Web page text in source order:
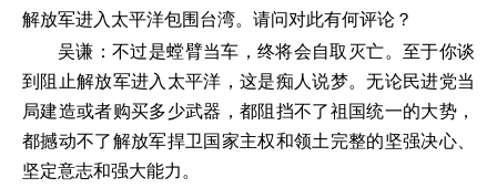
解放军进入太平洋包围台湾。请问对此有何评论？
吴谦：不过是螳臂当车，终将会自取灭亡。至于你谈
到阻止解放军进入太平洋，这是痴人说梦。无论民进党当
局建造或者购买多少武器，都阻挡不了祖国统一的大势，
都撼动不了解放军捍卫国家主权和领土完整的坚强决心、
坚定意志和强大能力。